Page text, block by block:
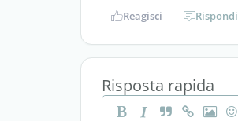
Reagisci Rispondi
Risposta rapida